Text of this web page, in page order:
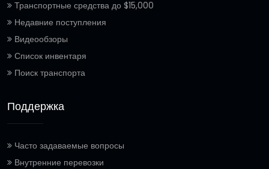
Транспортные средства до $15,000
Недавние поступления
Видеообзоры
Список инвентаря
Поиск транспорта
Поддержка
Часто задаваемые вопросы
Внутренние перевозки